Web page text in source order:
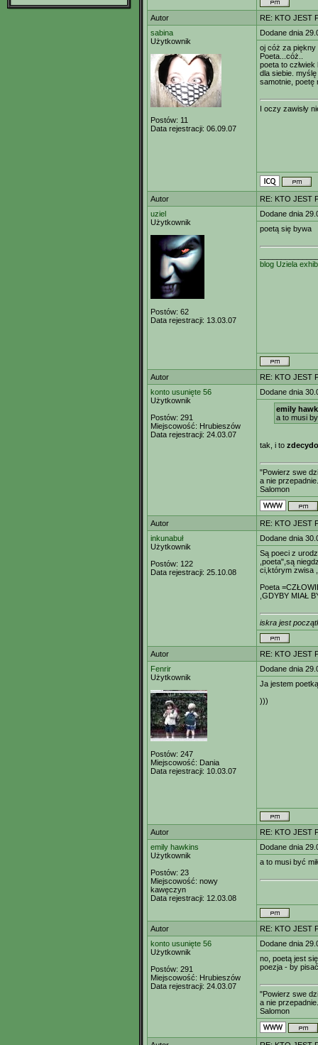
Autor
RE: KTO JEST
sabina
Użytkownik
Postów: 11
Data rejestracji: 06.09.07
Dodane dnia
oj cóż za piękny
Poeta...cóż..
poeta to
dla siebie.
samotnie, poetę
I oczy zawisły
Autor
RE: KTO JEST
uziel
Użytkownik
Postów: 62
Data rejestracji: 13.03.07
Dodane dnia
poetą się bywa
blog Uziela
Autor
RE: KTO JEST
konto usunięte 56
Użytkownik
Postów: 291
Miejscowość: Hrubieszów
Data rejestracji: 24.03.07
Dodane dnia
emily
a to musi
tak, i to
"Powierz swe
a nie
Salomon
Autor
RE: KTO JEST
inkunabuł
Użytkownik
Postów: 122
Data rejestracji: 25.10.08
Dodane dnia
Są poeci z
,poeta",są
ci,którym zwisa
Poeta
,GDYBY MIAŁ
iskra jest
Autor
RE: KTO JEST
Fenrir
Użytkownik
Postów: 247
Miejscowość: Dania
Data rejestracji: 10.03.07
Dodane dnia
Ja jestem
)))
Autor
RE: KTO JEST
emily hawkins
Użytkownik
Postów: 23
Miejscowość: nowy
kawęczyn
Data rejestracji: 12.03.08
Dodane dnia
a to musi być
Autor
RE: KTO JEST
konto usunięte 56
Użytkownik
Postów: 291
Miejscowość: Hrubieszów
Data rejestracji: 24.03.07
Dodane dnia
no, poetą jest
poezja - by
"Powierz swe
a nie
Salomon